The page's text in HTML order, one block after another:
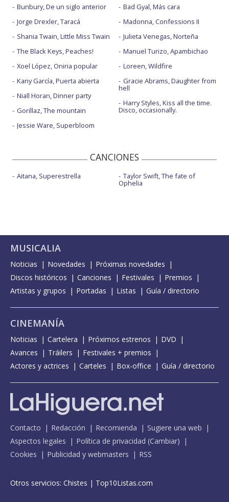
Bunbury, De un siglo anterior
Jorge Drexler, Taracá
Shania Twain, Little Miss Twain
The Black Keys, Peaches!
Xoel López, Oniria popular
Kany García, Puerta abierta
Niall Horan, Dinner party
Gorillaz, The mountain
Jessie Ware, Superbloom
Bad Gyal, Más cara
Madonna, Confessions II
Julieta Venegas, Norteña
Manuel Turizo, Apambichao
Loreen, Wildfire
Gracie Abrams, Daughter from
hell
Harry Styles, Kiss all the time.
Disco, occasionally.
CANCIONES
Aitana, Superestrella Taylor Swift, The fate of
Ophelia
MUSICALIA
Noticias Novedades
Próximas novedades
Discos históricos
Canciones Festivales
Premios
Artistas y grupos
Portadas Listas Guía / directorio
CINEMANÍA
Noticias Cartelera Próximos estrenos
DVD
Avances
Tráilers
Festivales + premios
Actores y actrices
Carteles Box-office Guía / directorio
Contacto Redacción Recomienda
Sugiere una web
Aspectos legales
Política de privacidad (Cambiar)
Cookies
Publicidad y webmasters RSS
Otros servicios: Chistes | Top10Listas.com